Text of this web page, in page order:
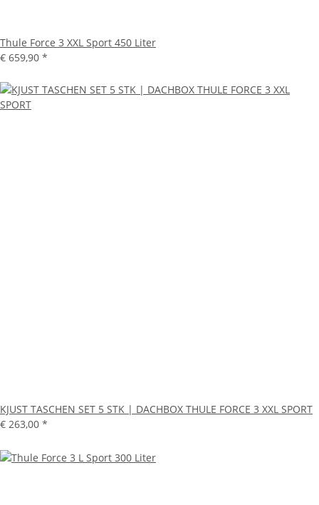
Thule Force 3 XXL Sport 450 Liter
€ 659,90 *
KJUST TASCHEN SET 5 STK | DACHBOX THULE FORCE 3 XXL SPORT
€ 263,00 *